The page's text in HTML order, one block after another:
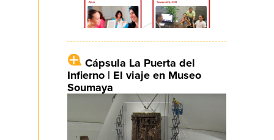
Cápsula La Puerta del
Infierno | El viaje en Museo
Soumaya